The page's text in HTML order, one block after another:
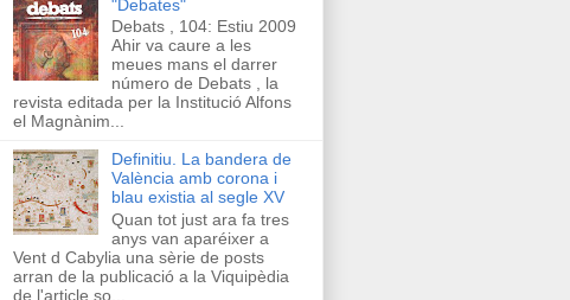
"Debates"
Debats , 104: Estiu 2009
Ahir va caure a les
meues mans el darrer
número de Debats , la
revista editada per la Institució Alfons
el Magnànim...
Definitiu. La bandera de
València amb corona i
blau existia al segle XV
Quan tot just ara fa tres
anys van aparéixer a
Vent d Cabylia una sèrie de posts
arran de la publicació a la Viquipèdia
de l'article so...